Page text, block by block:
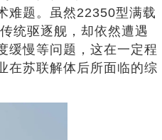
难题。虽然22350型满载
统驱逐舰，却依然遭遇
缓慢等问题，这在一定程
在苏联解体后所面临的综